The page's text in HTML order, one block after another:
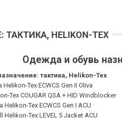
HELIKON-TEX
Одежда и обувь
тактика, Helikon-Tex
Tex ECWCS Gen II Oliva
Tex COUGAR QSA + HID Windblocker
Helikon-Tex ECWCS Gen I ACU
Helikon-Tex LEVEL 5 Jacket ACU